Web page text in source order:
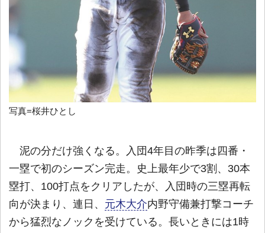
写真=桜井ひとし
泥の分だけ強くなる。入団4年目の昨季は四番・
一塁で初のシーズン完走。史上最年少で3割、30本
塁打、100打点をクリアしたが、入団時の三塁再転
向が決まり、連日、 元木大介内野守備兼打撃コーチ
から猛烈なノックを受けている。長いときには1時